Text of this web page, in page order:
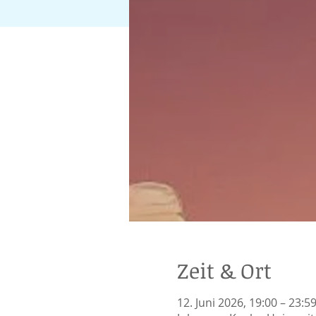
Zeit & Ort
12. Juni 2026, 19:00 – 23:59